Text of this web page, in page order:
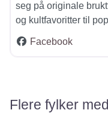
seg på originale
og kultfavoritter til
Facebook
Flere fylker